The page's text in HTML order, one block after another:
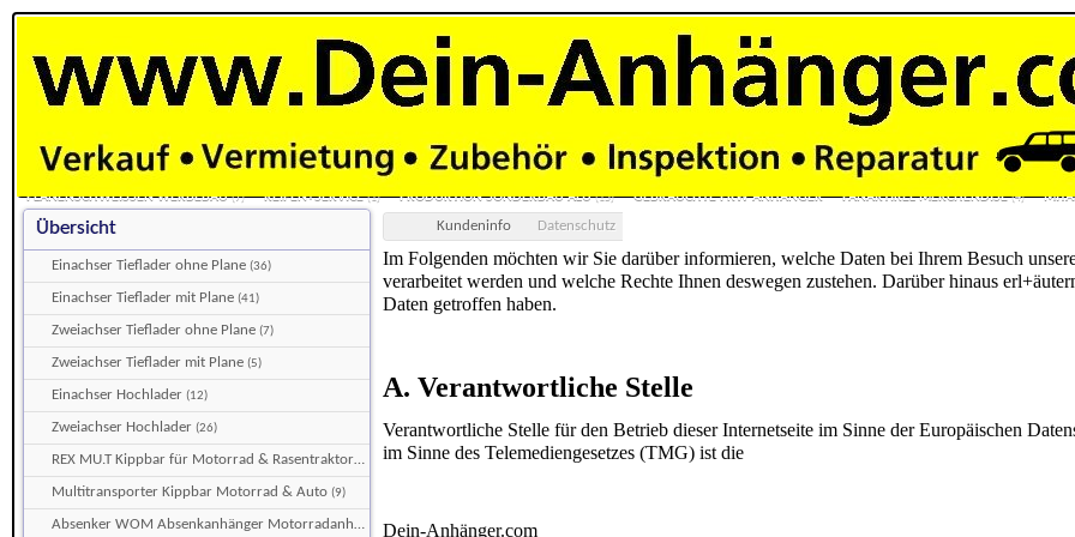
(36) EINACHSER TIEFLADER MIT PLANE (41) ZWEIACHSER TIEFLADER OHNE PLANE
MULTITRANSPORTER KIPPBAR MOTORRAD & AUTO (9) ABSENKER WOM ABSENKANHÄNGER MOTORRADANHÄNGER(28) AUTOTRANSPORTER(34)
KÜHLKOFFER KÜHLANHÄNGER TIEFKÜHLANHÄNGER (7) RÜCKWÄRTS - HECK KIPPER 1 & 2 ACHSER 3 SEITEN KIPPER 2 & 3 ACHSER(15)
ALU-POLY-HYBRID KOFFERANHÄNGER TOHACO
BEDIENUNGS- MONTAGE- ANLEITUNGEN DOWNLOADS TÜV-NORD HAUPTUNTERSUCHUNG HU(2) VERMIETUNG ANHÄNGER LANGMATERIAL ROHR PROFIL
PLANENSCHWEISSEN WERBEBAU (7) REIFEN+SERVICE(1) PRODUKTION SONDERBAU ALU(15) GEBRAUCHTE PKW ANHÄNGER FANARTIKEL MERCHENDISE(4)
KUNDENINFO
Übersicht
Einachser Tieflader ohne Plane (36)
Einachser Tieflader mit Plane (41)
Zweiachser Tieflader ohne Plane (7)
Zweiachser Tieflader mit Plane (5)
Einachser Hochlader (12)
Zweiachser Hochlader (26)
REX MU.T Kippbar für Motorrad & Rasentraktor (21)
Multitransporter Kippbar Motorrad & Auto (9)
Absenker WOM Absenkanhänger Motorradanhänger (28)
Kundeninfo Datenschutz
Im Folgenden möchten wir Sie darüber informieren, welche Daten bei Ihrem Besuch
verarbeitet werden und welche Rechte Ihnen deswegen zustehen. Darüber hinaus
Daten getroffen haben.
A. Verantwortliche Stelle
Verantwortliche Stelle für den Betrieb dieser Internetseite im Sinne der Europäischen
im Sinne des Telemediengesetzes (TMG) ist die
Dein-Anhänger.com